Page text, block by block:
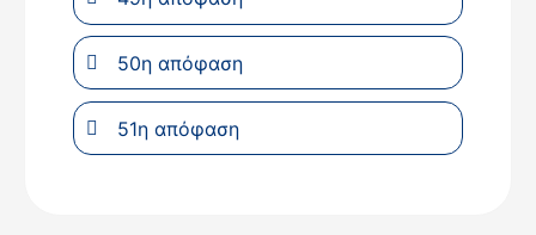
50η απόφαση
51η απόφαση